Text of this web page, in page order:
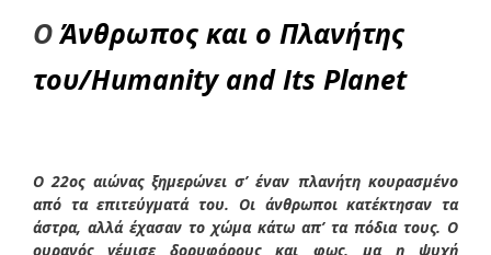
ΟΆνθρωπος και ο Πλανήτης
του/Humanity and Its Planet
Ο 22ος αιώνας ξημερώνει σ’ έναν πλανήτη κουρασμένο
από τα επιτεύγματά του. Οι άνθρωποι κατέκτησαν τα
άστρα, αλλά έχασαν το χώμα κάτω απ’ τα πόδια τους. Ο
ουρανός γέμισε δορυφόρους και φως, μα η ψυχή